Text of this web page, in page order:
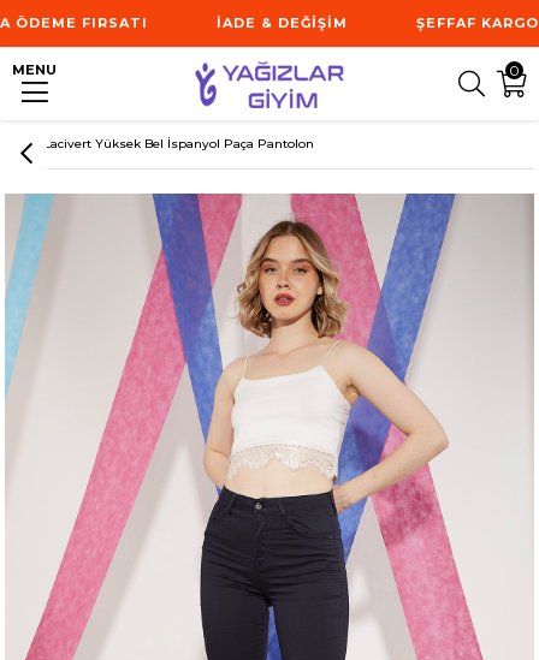
0
MENU
FIRSATI İADE & DEĞİŞİM ŞEFFAF KARGO
Anasayfa Alt Giyim Pantolon
Kadın Lacivert Yüksek Bel İspanyol Paça Pantolon